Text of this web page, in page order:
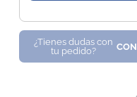
¿Tienes dudas con
tu pedido?